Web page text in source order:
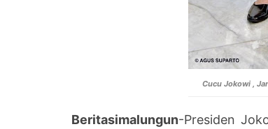
Cucu Jokowi ,
Beritasimalungun-Presiden